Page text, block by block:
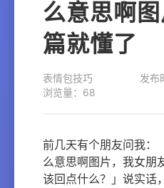
么意思啊
篇就懂了
表情包技巧
发
浏览量：68
前几天有个朋友问我：
么意思啊图片，我女朋
该回点什么？」说实话